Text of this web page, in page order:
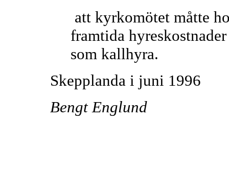
att kyrkomötet måtte
framtida
som kallhyra.
Skepplanda i juni 1996
Bengt Englund